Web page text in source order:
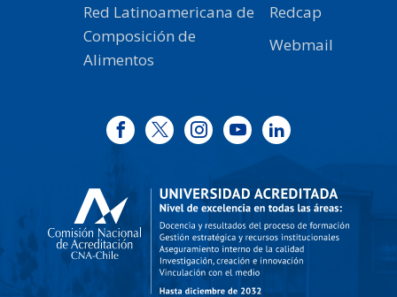
Red Latinoamericana de
Composición de
Alimentos
Redcap
Webmail